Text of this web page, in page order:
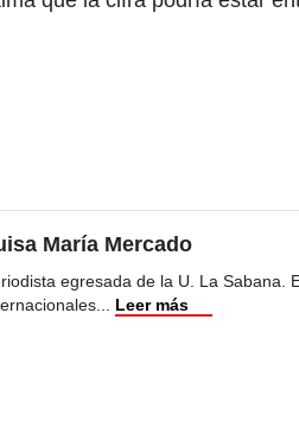
María Mercado
egresada de la U. La Sabana.
... Leer más